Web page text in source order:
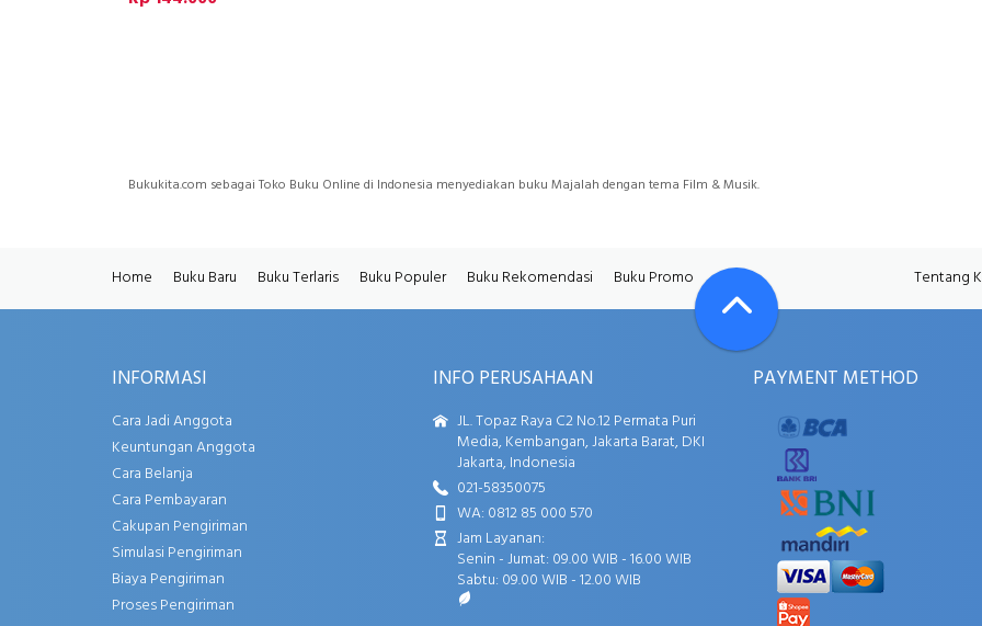
Bukukita.com sebagai Toko Buku Online di Indonesia menyediakan buku Majalah dengan tema Film & Musik.
Home Buku Baru Buku Terlaris Buku Populer Buku Rekomendasi Buku Promo Tentang
INFORMASI
Cara Jadi Anggota
Keuntungan Anggota
Cara Belanja
Cara Pembayaran
Cakupan Pengiriman
Simulasi Pengiriman
Biaya Pengiriman
Proses Pengiriman
INFO PERUSAHAAN
JL. Topaz Raya C2 No.12 Permata Puri
Media, Kembangan, Jakarta Barat, DKI
Jakarta, Indonesia
021-58350075
WA: 0812 85 000 570
Jam Layanan:
Senin - Jumat: 09.00 WIB - 16.00 WIB
Sabtu: 09.00 WIB - 12.00 WIB
PAYMENT METHOD